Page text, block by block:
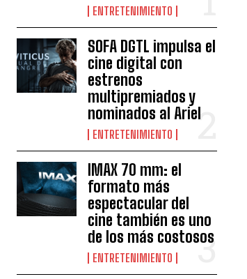
ENTRETENIMIENTO
SOFA DGTL impulsa el
cine digital con
estrenos
multipremiados y
nominados al Ariel
ENTRETENIMIENTO
IMAX 70 mm: el
formato más
espectacular del
cine también es uno
de los más costosos
ENTRETENIMIENTO